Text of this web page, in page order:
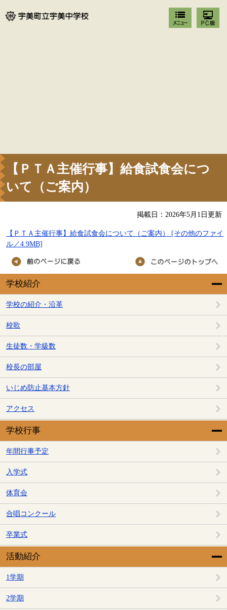
学校紹介
学校の紹介・沿革
校歌
生徒数・学級数
校長の部屋
いじめ防止基本方針
アクセス
学校行事
年間行事予定
入学式
体育会
合唱コンクール
卒業式
活動紹介
1学期
2学期
【ＰＴＡ主催行事】給食試食会につ
いて（ご案内）
掲載日：2026年5月1日更新
【ＰＴＡ主催行事】給食試食会について（ご案内） [その他のファイ
ル／4.9MB]